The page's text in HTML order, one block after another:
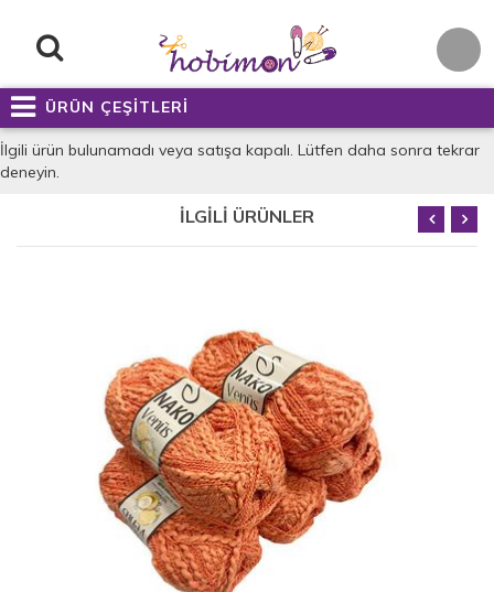
ÜRÜN ÇEŞİTLERİ
İlgili ürün bulunamadı veya satışa kapalı. Lütfen daha sonra tekrar
deneyin.
İLGİLİ ÜRÜNLER